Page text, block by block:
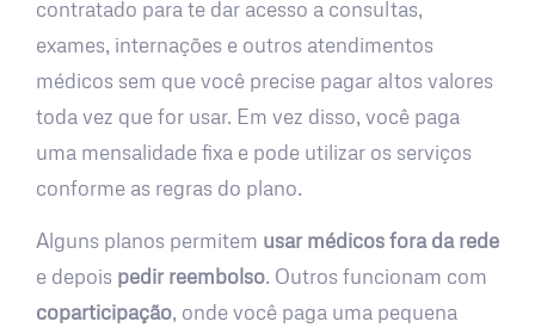
contratado para te dar acesso a consultas,
exames, internações e outros atendimentos
médicos sem que você precise pagar altos valores
toda vez que for usar. Em vez disso, você paga
uma mensalidade fixa e pode utilizar os serviços
conforme as regras do plano.
Alguns planos permitem usar médicos fora da rede
e depois pedir reembolso. Outros funcionam com
coparticipação, onde você paga uma pequena